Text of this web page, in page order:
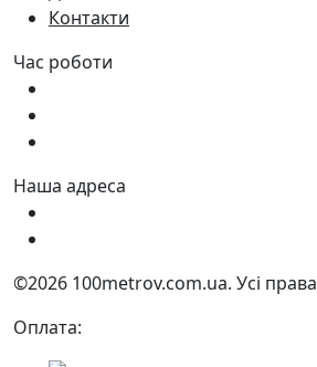
Контакти
Час роботи
Наша адреса
©2026 100metrov.com.ua. Усі
Оплата: